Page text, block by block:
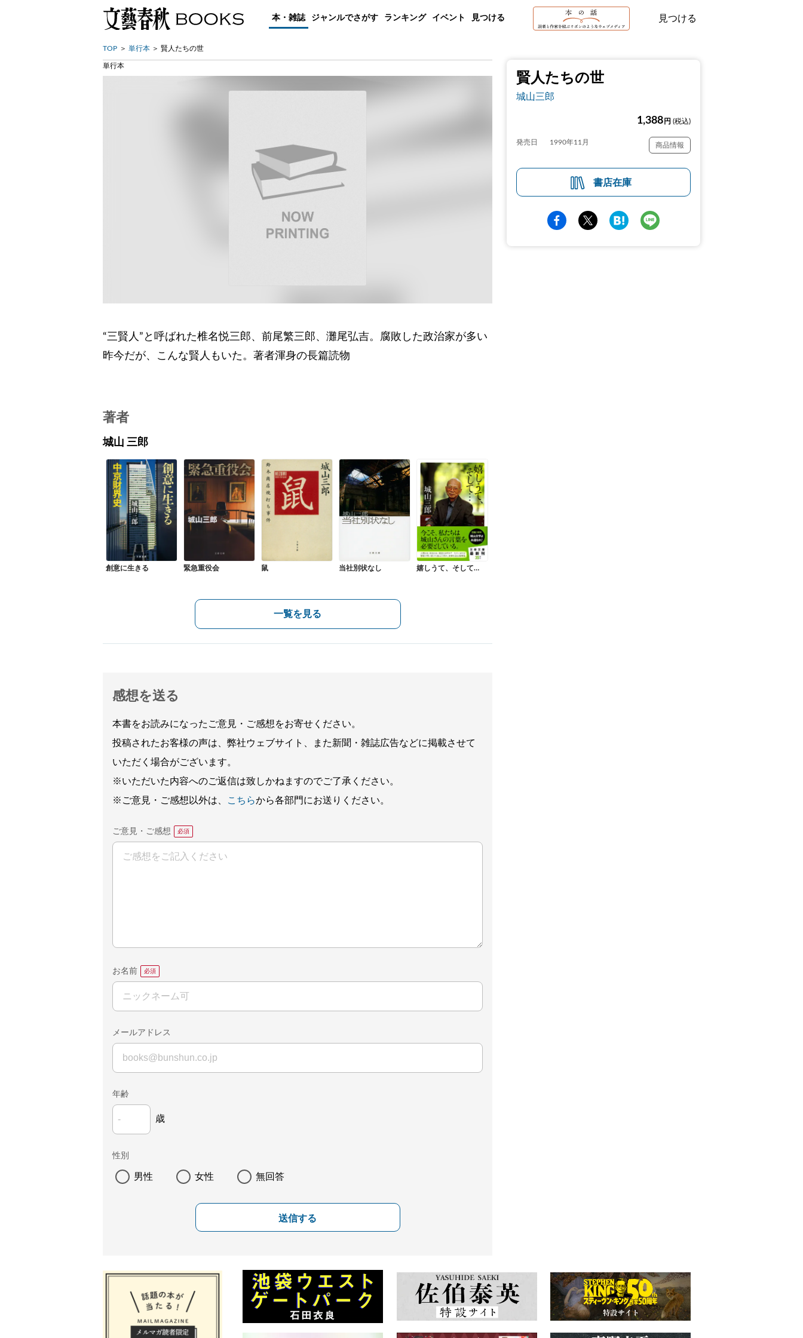
本・雑誌 ジャンルでさがす ランキング イベント 見つける 見つける
TOP 単行本 賢人たちの世
賢人たちの世
城山三郎
1,388 円 (税込)
発売日 1990年11月 商品情報
書店在庫
単行本
“三賢人”と呼ばれた椎名悦三郎、前尾繁三郎、灘尾弘吉。腐敗した政治家が多い
昨今だが、こんな賢人もいた。著者渾身の長篇読物
著者
城山 三郎
創意に生きる 緊急重役会 鼠 当社別状なし 嬉しうて、そして…
一覧を見る
感想を送る
本書をお読みになったご意見・ご感想をお寄せください。
投稿されたお客様の声は、弊社ウェブサイト、また新聞・雑誌広告などに掲載させて
いただく場合がございます。
※いただいた内容へのご返信は致しかねますのでご了承ください。
※ご意見・ご感想以外は、
こちらから各部門にお送りください。
ご意見・ご感想
お名前
メールアドレス
年齢
歳
性別
男性 女性 無回答
送信する